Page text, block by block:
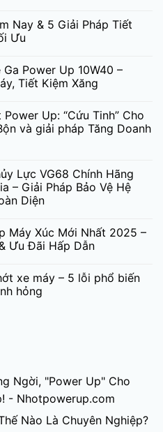
Nay & 5 Giải Pháp Tiết
Ưu
Power Up 10W40 –
Tiết Kiệm Xăng
Up: “Cứu Tinh” Cho
và giải pháp Tăng Doanh
Lực VG68 Chính Hãng
– Giải Pháp Bảo Vệ Hệ
Diện
Máy Xúc Mới Nhất 2025 –
Ưu Đãi Hấp Dẫn
xe máy – 5 lỗi phổ biến
hỏng
Ngời, "Power Up" Cho
- Nhotpowerup.com
Nào Là Chuyên Nghiệp?